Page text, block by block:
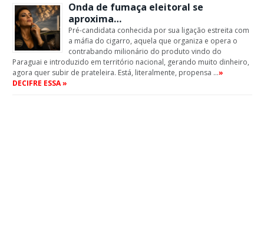
Onda de fumaça eleitoral se
aproxima…
Pré-candidata conhecida por sua ligação estreita com
a máfia do cigarro, aquela que organiza e opera o
contrabando milionário do produto vindo do
Paraguai e introduzido em território nacional, gerando muito dinheiro,
agora quer subir de prateleira. Está, literalmente, propensa …»
DECIFRE ESSA »